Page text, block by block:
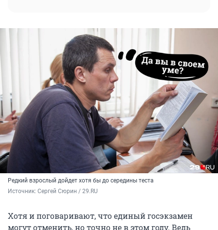
Редкий взрослый дойдет хотя бы до середины теста
Источник: Сергей Сюрин / 29.RU
Хотя и поговаривают, что единый госэкзамен
могут отменить, но точно не в этом году. Ведь